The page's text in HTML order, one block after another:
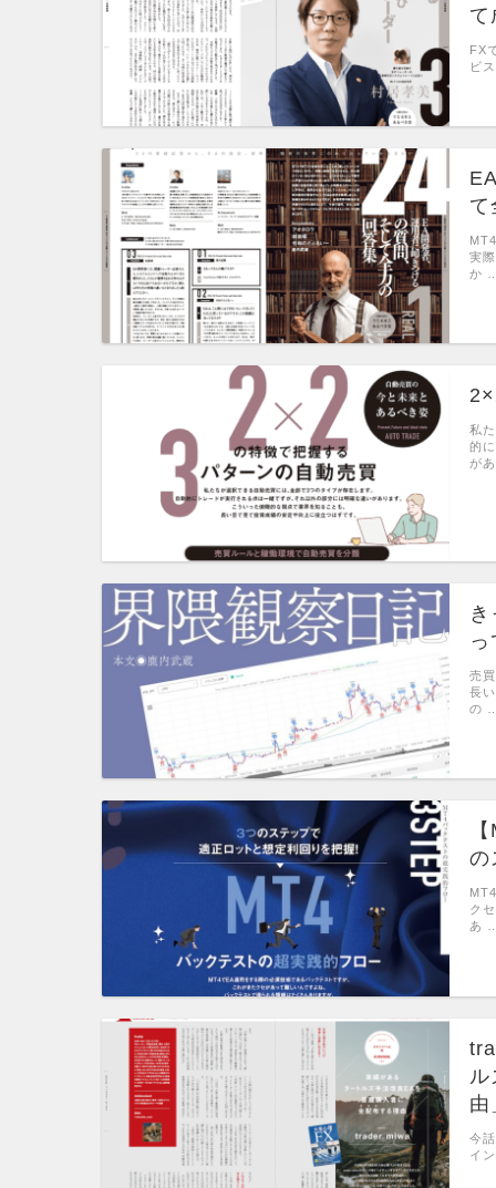
て
FX
ビ
て
実
か
私
的
が
売
長
の
の
ク
あ
ル
由
今
イ